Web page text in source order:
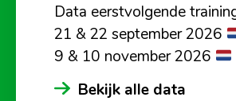
Data eerstvolgende
21 & 22 september 2026
9 & 10 november 2026
Bekijk alle data